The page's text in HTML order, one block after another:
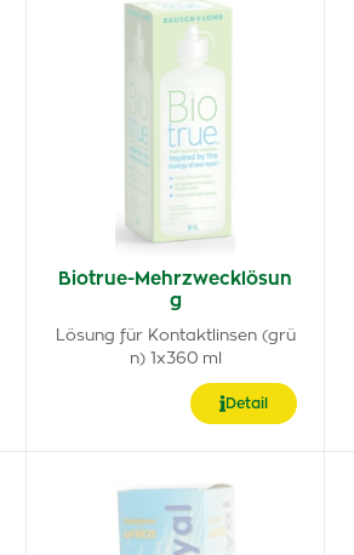
Biotrue-Mehrzwecklösun
g
Lösung für Kontaktlinsen (grü
n) 1x360 ml
Detail